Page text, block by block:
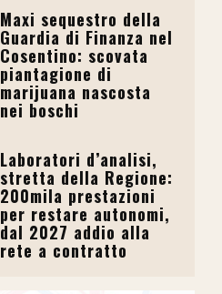
Maxi sequestro della
Guardia di Finanza nel
Cosentino: scovata
piantagione di
marijuana nascosta
nei boschi
Laboratori d’analisi,
stretta della Regione:
200mila prestazioni
per restare autonomi,
dal 2027 addio alla
rete a contratto